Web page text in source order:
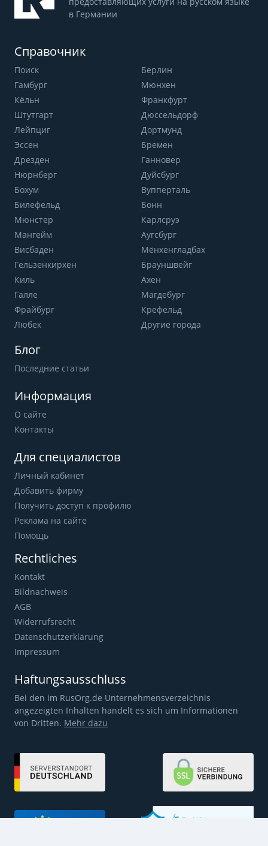
в Германии
Справочник
Поиск
Берлин
Гамбург
Мюнхен
Кёльн
Франкфурт
Штутгарт
Дюссельдорф
Лейпциг
Дортмунд
Эссен
Бремен
Дрезден
Ганновер
Нюрнберг
Дуйсбург
Бохум
Вупперталь
Билефельд
Бонн
Мюнстер
Карлсруэ
Мангейм
Аугсбург
Висбаден
Мёнхенгладбах
Гельзенкирхен
Брауншвейг
Киль
Ахен
Галле
Магдебург
Фрайбург
Крефельд
Любек
Другие города
Блог
Последние статьи
Информация
О сайте
Контакты
Для специалистов
Личный кабинет
Добавить фирму
Получить доступ к профилю
Реклама на сайте
Помощь
Rechtliches
Kontakt
Bildnachweis
AGB
Widerrufsrecht
Datenschutzerklärung
Impressum
Haftungsausschluss
Bei den im RusOrg.de Unternehmensverzeichnis
angezeigten Inhalten handelt es sich um Informationen
von Dritten. Mehr dazu